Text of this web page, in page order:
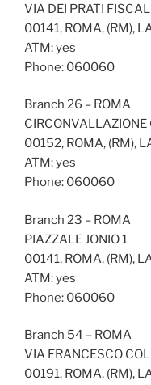
VIA DEI PRATI
00141, ROMA, (RM),
ATM: yes
Phone: 060060
Branch 26 – ROMA
00152, ROMA, (RM),
ATM: yes
Phone: 060060
Branch 23 – ROMA
PIAZZALE JONIO 1
00141, ROMA, (RM),
ATM: yes
Phone: 060060
Branch 54 – ROMA
VIA FRANCESCO
00191, ROMA, (RM),